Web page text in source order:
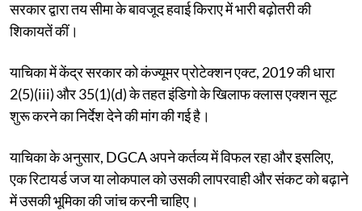
सरकार द्वारा तय सीमा के बावजूद हवाई किराए में भारी बढ़ोतरी की
शिकायतें कीं।
याचिका में केंद्र सरकार को कंज्यूमर प्रोटेक्शन एक्ट, 2019 की धारा
2(5)(iii) और 35(1)(d) के तहत इंडिगो के खिलाफ क्लास एक्शन सूट
शुरू करने का निर्देश देने की मांग की गई है।
याचिका के अनुसार, DGCA अपने कर्तव्य में विफल रहा और इसलिए,
एक रिटायर्ड जज या लोकपाल को उसकी लापरवाही और संकट को बढ़ाने
में उसकी भूमिका की जांच करनी चाहिए।